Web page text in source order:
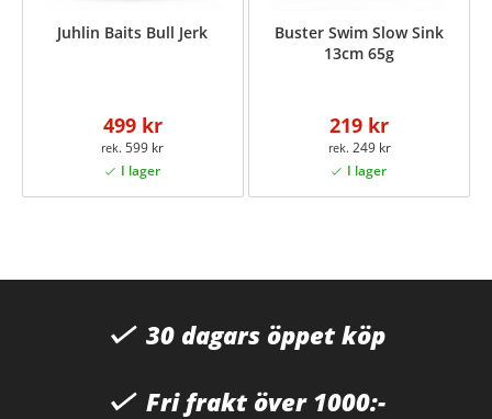
Juhlin Baits Bull Jerk
499 kr
599 kr
Buster Swim Slow Sink
13cm 65g
219 kr
249 kr
30 dagars öppet köp
Fri frakt över 1000:-